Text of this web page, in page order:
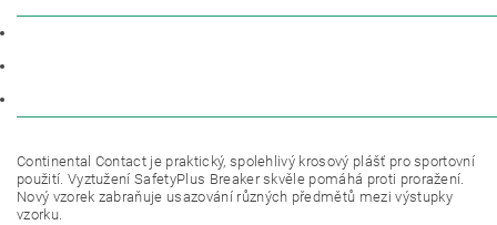
Continental Contact je praktický, spolehlivý krosový plášť pro sportovní
použití. Vyztužení SafetyPlus Breaker skvěle pomáhá proti proražení.
Nový vzorek zabraňuje usazování různých předmětů mezi výstupky
vzorku.